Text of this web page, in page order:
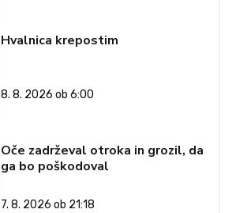
Hvalnica krepostim
8. 8. 2026 ob 6:00
Oče zadrževal otroka in grozil, da
ga bo poškodoval
7. 8. 2026 ob 21:18